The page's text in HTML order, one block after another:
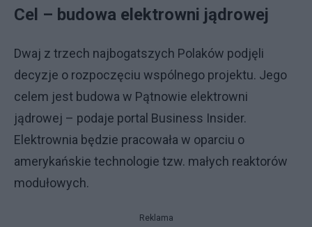
Cel – budowa elektrowni jądrowej
Dwaj z trzech najbogatszych Polaków podjęli
decyzje o rozpoczęciu wspólnego projektu. Jego
celem jest budowa w Pątnowie elektrowni
jądrowej – podaje portal Business Insider.
Elektrownia będzie pracowała w oparciu o
amerykańskie technologie tzw. małych reaktorów
modułowych.
Reklama